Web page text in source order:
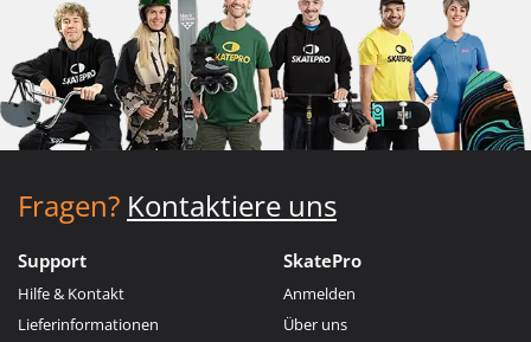
Fragen? Kontaktiere uns
Support
Hilfe & Kontakt
Lieferinformationen
SkatePro
Anmelden
Über uns